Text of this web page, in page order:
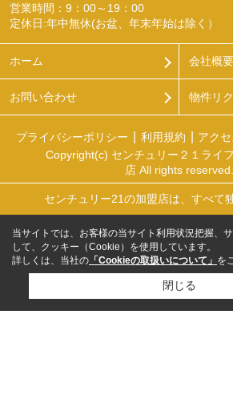
営業時間：9：00～19：00
定休日:年中無休(お盆、年末年始は除く）
ホーム 会社概要
お問い合わせ 物件リ
プライバシーポリシー 利用規約 アク
Copyright(c) センチュリー２１ライ
店 All rights reserved.
センチュリー21の加盟店は、すべて
当サイトでは、お客様の当サイト利用状況把握、
して、クッキー（Cookie）を使用しています。
詳しくは、当社の 「Cookieの取扱いについて」 を
閉じる